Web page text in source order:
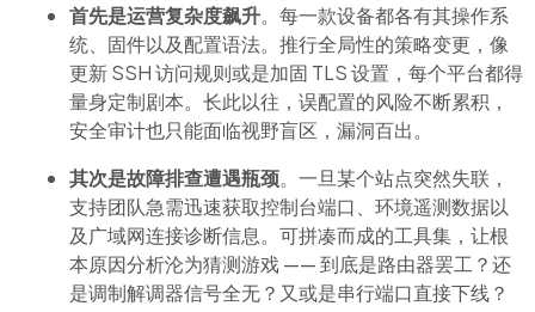
首先是运营复杂度飙升。每一款设备都各有其操作系
统、固件以及配置语法。推行全局性的策略变更，像
更新 SSH 访问规则或是加固 TLS 设置，每个平台都得
量身定制剧本。长此以往，误配置的风险不断累积，
安全审计也只能面临视野盲区，漏洞百出。
其次是故障排查遭遇瓶颈。一旦某个站点突然失联，
支持团队急需迅速获取控制台端口、环境遥测数据以
及广域网连接诊断信息。可拼凑而成的工具集，让根
本原因分析沦为猜测游戏 —— 到底是路由器罢工？还
是调制解调器信号全无？又或是串行端口直接下线？